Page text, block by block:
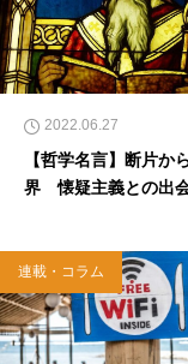
2022.06.27
【哲学名言】断片か
界 懐疑主義との出
連載・コラム